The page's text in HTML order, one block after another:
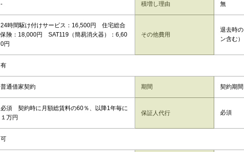
- 積増し理由 無
24時間駆け付けサービス：16,500円 住宅総合
保険：18,000円 SAT119（簡易消火器）：6,60
0円
その他費用
退去時
ン含む）
有
普通借家契約 期間 契約期
必須 契約時に月額総賃料の60％、以降1年毎に
１万円
保証人代行 必須
可